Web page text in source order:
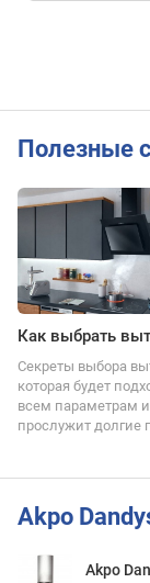
Полезные
Как выбрать
Секреты выбора
которая будет
всем параметрам и
прослужит долгие
Akpo
Akpo